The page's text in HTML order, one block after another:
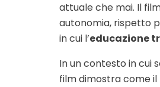
attuale che mai. Il
autonomia, rispetto
in cui l’educazione
In un contesto in cui
film dimostra come il